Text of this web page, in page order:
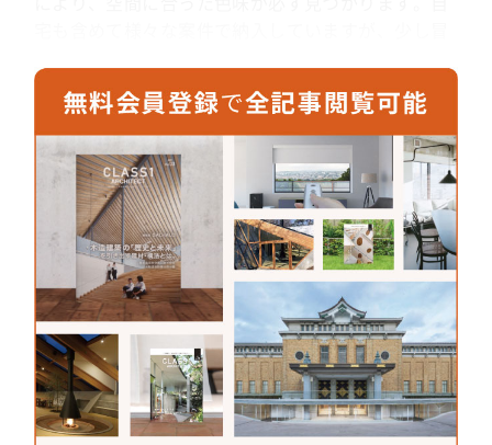
多く、失敗したことがありません。どの色も絶妙に
彩度を抑えたカラーリングで木目との相性がよく、
次はどれを使おうかと選ぶのが楽しくなるような建
材です。
ナニックジャパン株式会社
〒151-0061
東京都渋谷区初台2-31-4
TEL：
03-3370-0729
FAX：03-3370-0006
MAIL： office@nanik.co.jp
URL： www.nanik.co.jp/